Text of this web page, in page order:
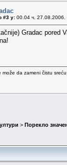
#3 у: 00.04 ч. 27.08.2006.
Gradac pored
može da zameni čistu
> Порекло